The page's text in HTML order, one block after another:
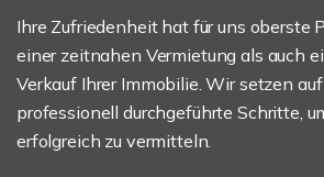
Ihre Zufriedenheit hat für uns oberste
einer zeitnahen Vermietung als auch
Verkauf Ihrer Immobilie. Wir setzen
professionell durchgeführte Schritte,
erfolgreich zu vermitteln.